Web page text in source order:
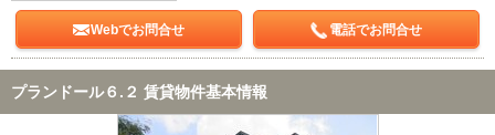
Webでお問合せ 電話でお問合せ
プランドール６.２ 賃貸物件基本情報